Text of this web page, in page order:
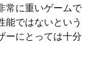
常に重いゲームで
能ではないという
ーにとっては十分